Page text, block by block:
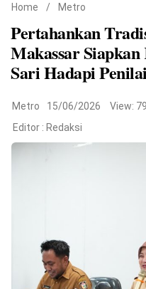
©
Copyright
2026
Sulselpasti.com
.
Reserved
Home / Metro
Pertahankan
Makassar
Sari Hadapi
Metro 15/06/2026
View:
Editor : Redaksi